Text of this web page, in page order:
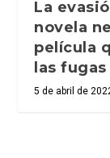
La
novela
película
las
5 de abril de